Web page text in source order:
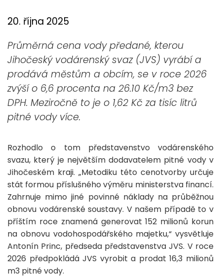
20. října 2025
Průměrná cena vody předané, kterou
Jihočeský vodárenský svaz (JVS) vyrábí a
prodává městům a obcím, se v roce 2026
zvýší o 6,6 procenta na 26.10 Kč/m3 bez
DPH. Meziročně to je o 1,62 Kč za tisíc litrů
pitné vody více.
Rozhodlo o tom představenstvo vodárenského
svazu, který je největším dodavatelem pitné vody v
Jihočeském kraji. „Metodiku této cenotvorby určuje
stát formou příslušného výměru ministerstva financí.
Zahrnuje mimo jiné povinné náklady na průběžnou
obnovu vodárenské soustavy. V našem případě to v
příštím roce znamená generovat 152 milionů korun
na obnovu vodohospodářského majetku,“ vysvětluje
Antonín Princ, předseda představenstva JVS. V roce
2026 předpokládá JVS vyrobit a prodat 16,3 milionů
m3 pitné vody.